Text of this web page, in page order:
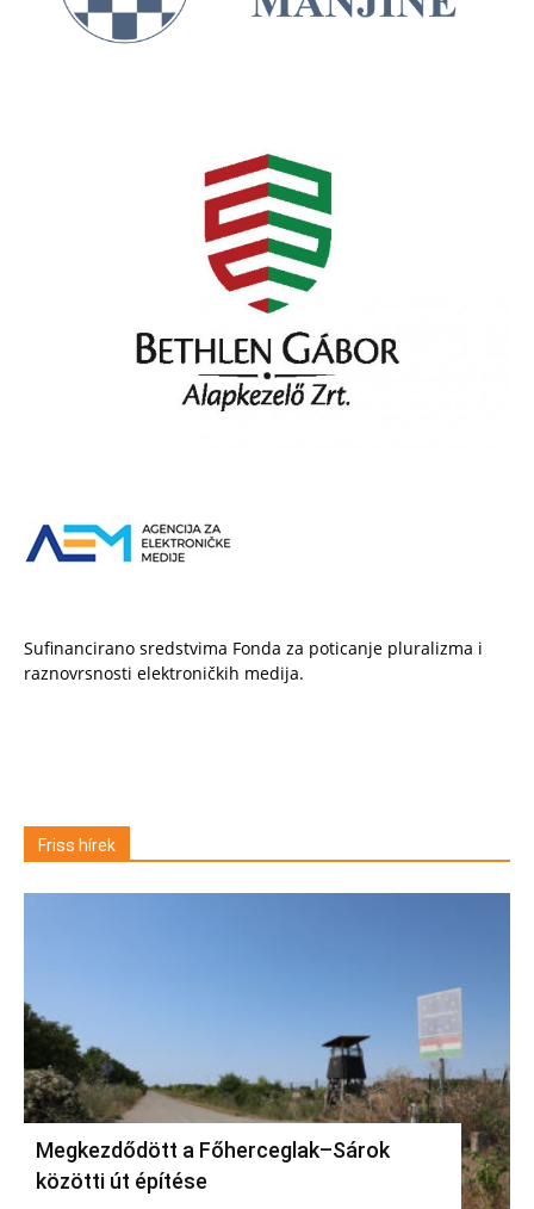
Sufinancirano sredstvima Fonda za poticanje pluralizma i
raznovrsnosti elektroničkih medija.
Friss hírek
Megkezdődött a Főherceglak–Sárok
közötti út építése